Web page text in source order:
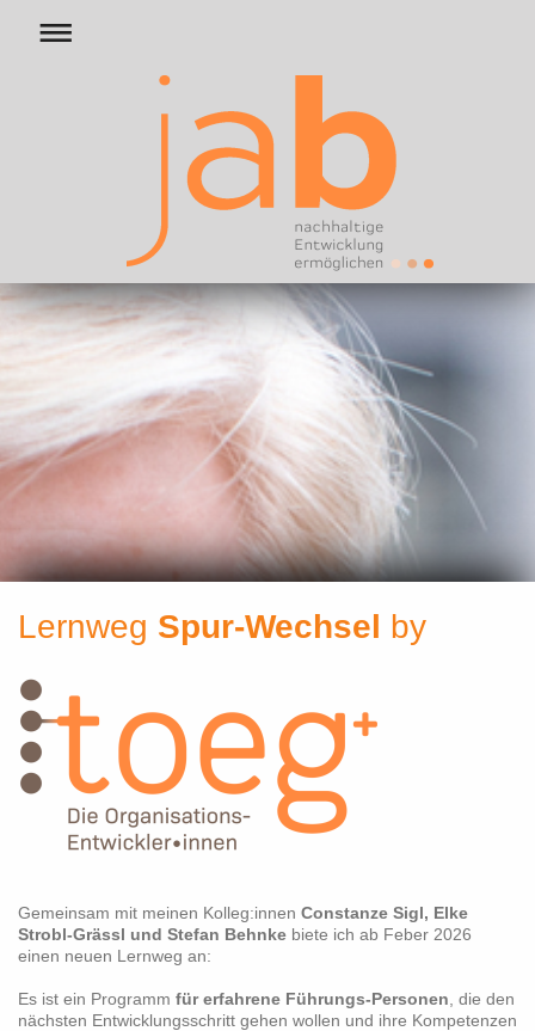
Lernweg Spur-Wechsel by
Gemeinsam mit meinen Kolleg:innen Constanze Sigl, Elke
Strobl-Grässl und Stefan Behnke biete ich ab Feber 2026
einen neuen Lernweg an:
Es ist ein Programm für erfahrene Führungs-Personen , die den
nächsten Entwicklungsschritt gehen wollen und ihre Kompetenzen